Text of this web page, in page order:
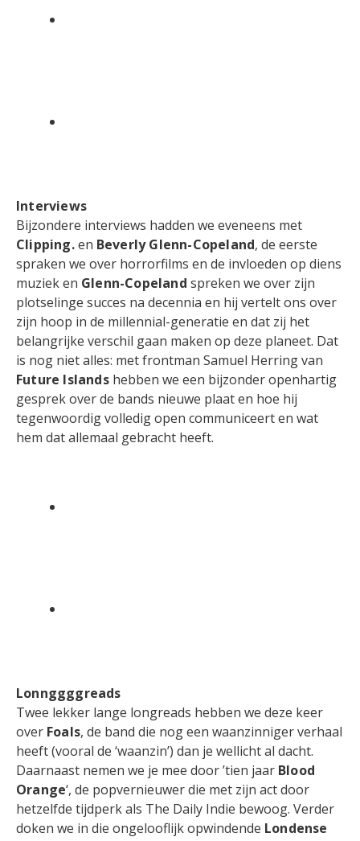
Interviews
Bijzondere interviews hadden we eveneens met
Clipping.en Beverly Glenn-Copeland, de eerste
spraken we over horrorfilms en de invloeden op diens
muziek en Glenn-Copeland spreken we over zijn
plotselinge succes na decennia en hij vertelt ons over
zijn hoop in de millennial-generatie en dat zij het
belangrijke verschil gaan maken op deze planeet. Dat
is nog niet alles: met frontman Samuel Herring van
Future Islandshebben we een bijzonder openhartig
gesprek over de bands nieuwe plaat en hoe hij
tegenwoordig volledig open communiceert en wat
hem dat allemaal gebracht heeft.
Lonnggggreads
Twee lekker lange longreads hebben we deze keer
over Foals, de band die nog een waanzinniger verhaal
heeft (vooral de ‘waanzin’) dan je wellicht al dacht.
Daarnaast nemen we je mee door ’tien jaar Blood
Orange‘, de popvernieuwer die met zijn act door
hetzelfde tijdperk als The Daily Indie bewoog. Verder
doken we in die ongelooflijk opwindende Londense